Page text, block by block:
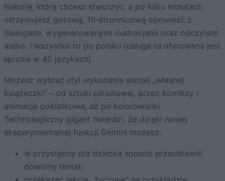
historię, którą chcesz stworzyć, a po kilku minutach
otrzymujesz gotową, 10-stronnicową opowieść z
dialogami, wygenerowanymi ilustracjami oraz odczytem
audio. I wszystko to po polsku (usługa ta oferowana jest
łącznie w 45 językach).
Możesz wybrać styl wykonania swojej „własnej
książeczki” – od sztuki pikselowej, przez komiksy i
animacje poklatkowe, aż po kolorowanki.
Technologiczny gigant twierdzi, że dzięki nowej
eksperymentalnej funkcji Gemini możesz:
w przystępny dla dziecka sposób przedstawić
dowolny temat,